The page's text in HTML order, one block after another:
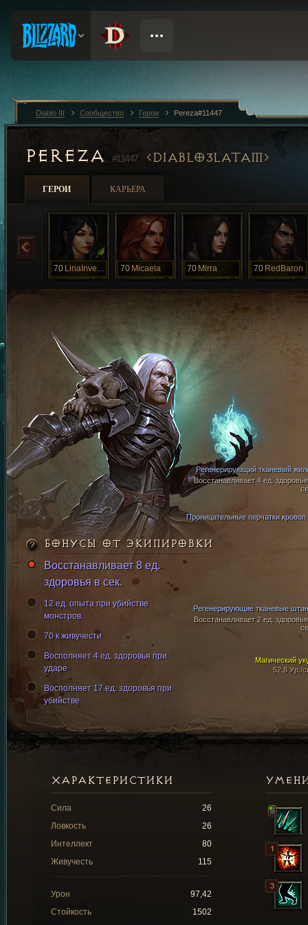
PEREZA #11447 DIABLO3LATAM
ГЕРОИ КАРЬЕРА
70 LinaInverse 70 Micaela 70 Mirra 70 RedBaron
Регенерирующий тканевый
Восстанавливает 4 ед.
Регенерирующие тканевые
Восстанавливает 2 ед.
Магический
52,8 Ур./
БОНУСЫ ОТ ЭКИПИРОВКИ
Восстанавливает 8 ед.
здоровья в сек.
12 ед. опыта при убийстве
монстров.
70 к живучести
Восполняет 4 ед. здоровья при
ударе
Восполняет 17 ед. здоровья при
убийстве
ХАРАКТЕРИСТИКИ
Сила
26
Ловкость
26
Интеллект
80
Живучесть
115
Урон
97,42
Стойкость
1502
Diablo III Сообщество Герои Pereza#11447